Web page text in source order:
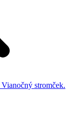
stromček.